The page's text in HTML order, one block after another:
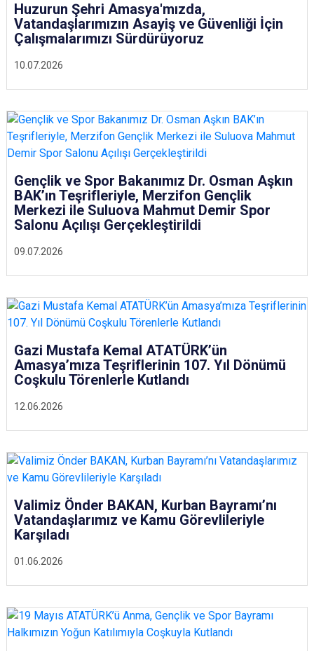
10.07.2026
Huzurun Şehri Amasya'mızda,
Vatandaşlarımızın Asayiş ve Güvenliği İçin
Çalışmalarımızı Sürdürüyoruz
09.07.2026
Gençlik ve Spor Bakanımız Dr. Osman Aşkın
BAK’ın Teşrifleriyle, Merzifon Gençlik
Merkezi ile Suluova Mahmut Demir Spor
Salonu Açılışı Gerçekleştirildi
12.06.2026
Gazi Mustafa Kemal ATATÜRK’ün
Amasya’mıza Teşriflerinin 107. Yıl Dönümü
Coşkulu Törenlerle Kutlandı
01.06.2026
Valimiz Önder BAKAN, Kurban Bayramı’nı
Vatandaşlarımız ve Kamu Görevlileriyle
Karşıladı